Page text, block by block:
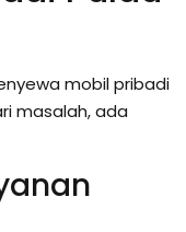
mobil pribadi
masalah, ada